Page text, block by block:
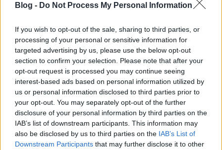
Blog - Do Not Process My Personal Information
If you wish to opt-out of the sale, sharing to third parties, or
processing of your personal or sensitive information for
targeted advertising by us, please use the below opt-out
section to confirm your selection. Please note that after your
opt-out request is processed you may continue seeing
interest-based ads based on personal information utilized by
us or personal information disclosed to third parties prior to
your opt-out. You may separately opt-out of the further
disclosure of your personal information by third parties on the
IAB’s list of downstream participants. This information may
also be disclosed by us to third parties on the IAB’s List of
Downstream Participants that may further disclose it to other
generálására, vagyis érdeklődők keresésére
lehetnek a digitális…